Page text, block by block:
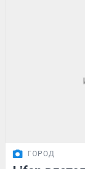
ГОРОД